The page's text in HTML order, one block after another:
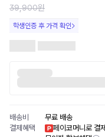
39,900원
학생인증 후 가격 확인
배송비
무료 배송
결제혜택
페이코머니로 결